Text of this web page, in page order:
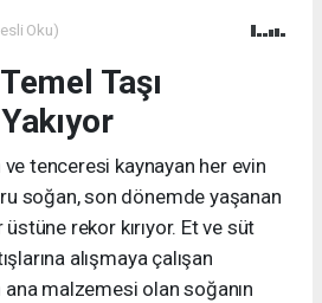
Oku)
Taşı
tenceresi kaynayan her evin
soğan, son dönemde yaşanan
rekor kırıyor. Et ve süt
alışmaya çalışan
malzemesi olan soğanın